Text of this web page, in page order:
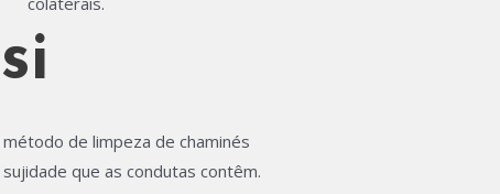
de limpeza de chaminés
que as condutas contêm.